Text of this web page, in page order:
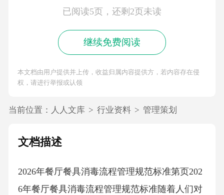
已阅读5页，还剩2页未读
继续免费阅读
本文档由用户提供并上传，收益归属内容提供方，若内容存在侵
权，请进行举报或认领
当前位置： 人人文库 > 行业资料 > 管理策划
文档描述
2026年餐厅餐具消毒流程管理规范标准第页202
6年餐厅餐具消毒流程管理规范标准随着人们对